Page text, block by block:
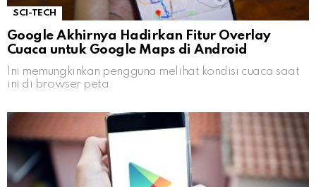
SCI-TECH
Google Akhirnya Hadirkan Fitur Overlay
Cuaca untuk Google Maps di Android
Ini memungkinkan pengguna melihat kondisi cuaca saat
ini di browser peta.